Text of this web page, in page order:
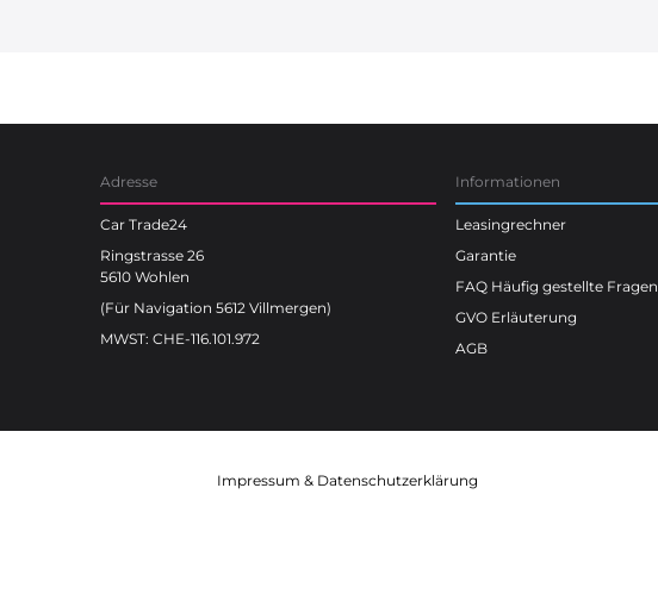
Adresse
Car Trade24
Ringstrasse 26
5610 Wohlen
(Für Navigation 5612 Villmergen)
MWST: CHE-116.101.972
Informationen
Leasingrechner
Garantie
FAQ Häufig gestellte Fragen
GVO Erläuterung
AGB
Impressum & Datenschutzerklärung